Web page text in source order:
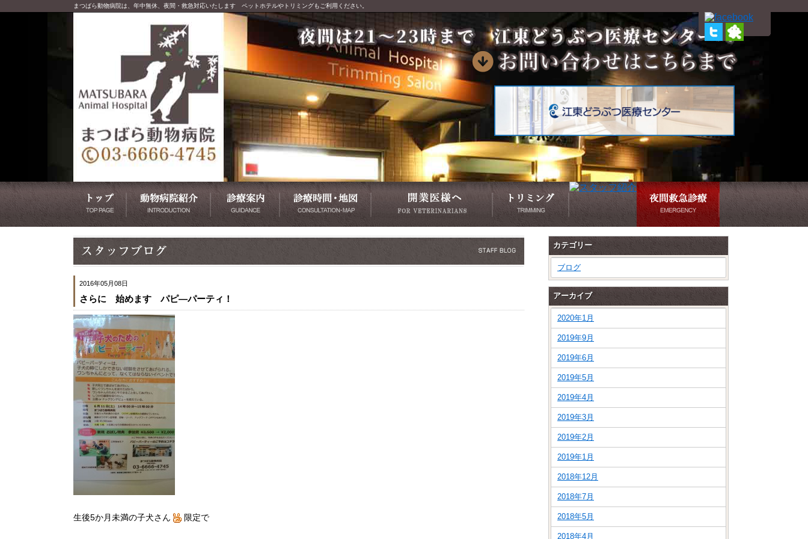
まつばら動物病院は、年中無休、夜間・救急対応いたします ペットホテルやトリミングもご利用ください。
2016年05月08日
さらに 始めます パピ―パーティ！
生後5か月未満の子犬さん 限定で
カテゴリー
ブログ
アーカイブ
2020年1月
2019年9月
2019年6月
2019年5月
2019年4月
2019年3月
2019年2月
2019年1月
2018年12月
2018年7月
2018年5月
2018年4月